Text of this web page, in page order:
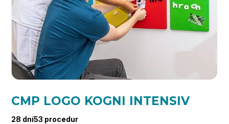
CMP LOGO KOGNI INTENSIV
28 dní53 procedur